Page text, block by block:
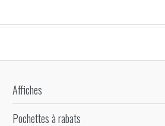
Affiches
Pochettes à rabats